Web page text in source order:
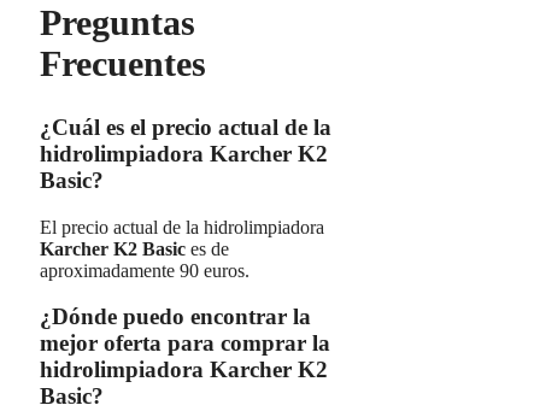
Preguntas
Frecuentes
¿Cuál es el precio actual de la
hidrolimpiadora Karcher K2
Basic?
El precio actual de la hidrolimpiadora
Karcher K2 Basic es de
aproximadamente 90 euros.
¿Dónde puedo encontrar la
mejor oferta para comprar la
hidrolimpiadora Karcher K2
Basic?